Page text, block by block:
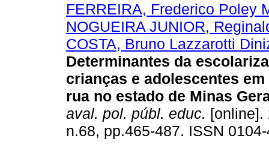
FERREIRA, Frederico Poley
NOGUEIRA JUNIOR,
COSTA, Bruno Lazzarotti
Determinantes da
crianças e adolescentes
rua no estado de Minas
aval. pol. públ. educ. [online].
n.68, pp.465-487. ISSN